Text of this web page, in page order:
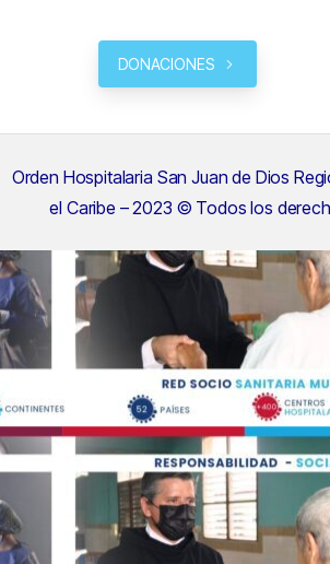
DONACIONES
Orden Hospitalaria San Juan de Dios
el Caribe – 2023 © Todos los